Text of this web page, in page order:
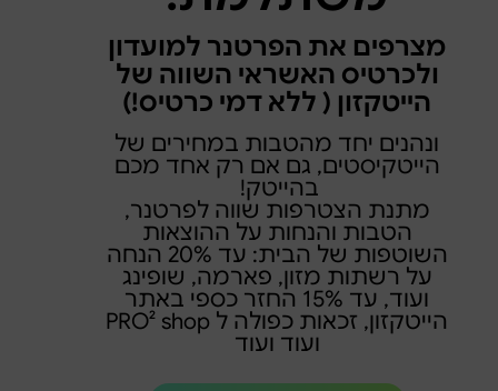
מצרפים את הפרטנר למועדון
ולכרטיס האשראי השווה של
הייטקזון ( ללא דמי כרטיס!)
ונהנים יחד מהטבות במחירים של
הייטקיסטים, גם אם רק אחד מכם
בהייטק!
מתנת הצטרפות שווה לפרטנר,
הטבות והנחות על ההוצאות
השוטפות של הבית: עד 20% הנחה
על רשתות מזון, פארמה, שופינג
ועוד, עד 15% החזר כספי באתר
הייטקזון, זכאות כפולה ל PRO² shop
ועוד ועוד